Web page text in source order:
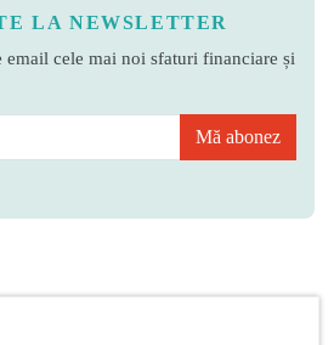
LA NEWSLETTER
email cele mai noi sfaturi financiare și
Mă abonez